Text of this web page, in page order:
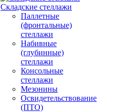
Складские стеллажи
Паллетные
(фронтальные)
стеллажи
Набивные
(глубинные)
стеллажи
Консольные
стеллажи
Мезонины
Освидетельствование
(ПТО)